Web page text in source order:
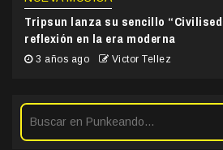
Tripsun lanza su sencillo
reflexión en la era moderna
3 años ago Victor Tellez